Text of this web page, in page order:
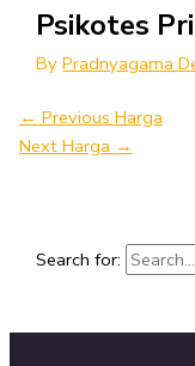
Psikotes
ByPradnyagama
← Previous Harga
Next Harga →
Search for: